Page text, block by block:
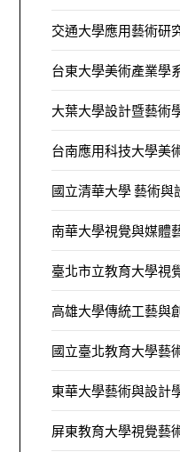
交通大學應用藝術研
台東大學美術產業學
大葉大學設計暨藝術
台南應用科技大學美
國立清華大學 藝術與
南華大學視覺與媒體
臺北市立教育大學視
高雄大學傳統工藝與
國立臺北教育大學藝
東華大學藝術與設計
屏東教育大學視覺藝